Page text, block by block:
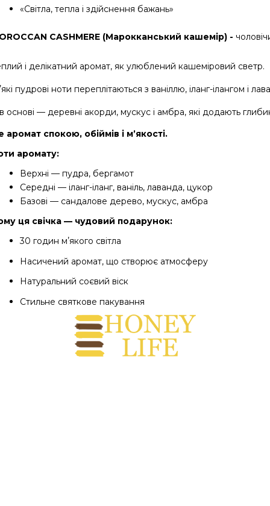
«Світла, тепла і здійснення бажань»
CASHMERE (Марокканський кашемір) -
і делікатний аромат, як улюблений кашеміровий светр.
пудрові ноти переплітаються з ваніллю, іланг-ілангом і
основі — деревні акорди, мускус і амбра, які додають
аромат спокою, обіймів і мʼякості.
аромату:
Верхні — пудра, бергамот
Середні — іланг-іланг, ваніль, лаванда, цукор
Базові — сандалове дерево, мускус, амбра
ця свічка — чудовий подарунок:
30 годин мʼякого світла
Насичений аромат, що створює атмосферу
Натуральний соєвий віск
Стильне святкове пакування